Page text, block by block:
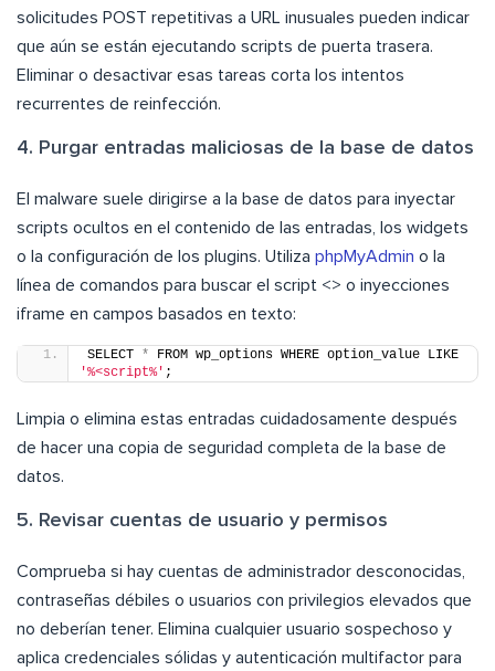
solicitudes POST repetitivas a URL inusuales pueden indicar
que aún se están ejecutando scripts de puerta trasera.
Eliminar o desactivar esas tareas corta los intentos
recurrentes de reinfección.
4. Purgar entradas maliciosas de la base de datos
El malware suele dirigirse a la base de datos para inyectar
scripts ocultos en el contenido de las entradas, los widgets
o la configuración de los plugins. Utiliza phpMyAdmin o la
línea de comandos para buscar el script <> o inyecciones
iframe en campos basados en texto:
SELECT *
'%<script%' ;
Limpia o elimina estas entradas cuidadosamente después
de hacer una copia de seguridad completa de la base de
datos.
5. Revisar cuentas de usuario y permisos
Comprueba si hay cuentas de administrador desconocidas,
contraseñas débiles o usuarios con privilegios elevados que
no deberían tener. Elimina cualquier usuario sospechoso y
aplica credenciales sólidas y autenticación multifactor para